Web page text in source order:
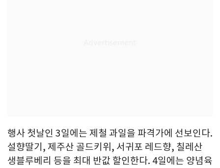
행사 첫날인 3일에는 제철 과일을 파격가에 선보인다.
설향딸기, 제주산 골드키위, 서귀포 레드향, 칠레산
생블루베리 등을 최대 반값 할인한다. 4일에는 양념육